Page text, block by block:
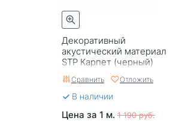
Декоративный
акустический материал
STP Карпет (черный)
Сравнить Отложить
В наличии
Цена за 1 м. 1 190 руб.